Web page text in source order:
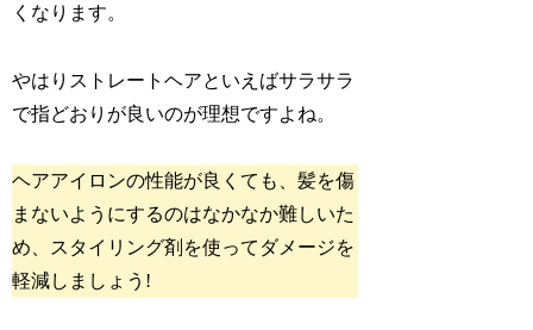
くなります。
やはりストレートヘアといえばサラサラ
で指どおりが良いのが理想ですよね。
ヘアアイロンの性能が良くても、髪を傷
まないようにするのはなかなか難しいた
め、スタイリング剤を使ってダメージを
軽減しましょう!